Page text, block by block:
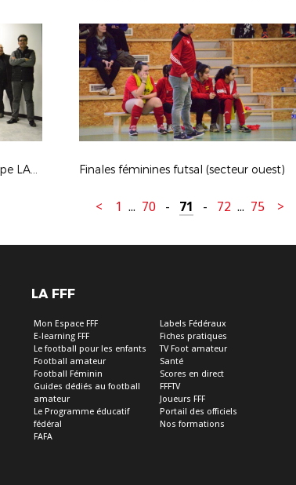
Tirage au sort 16es de Finale Coupe LAuRAFoot Finales féminines futsal (secteur ouest)
< 1 ... 70 - 71 - 72 ... 75 >
LA FFF
Mon Espace FFF
E-learning FFF
Le football pour les enfants
Football amateur
Football Féminin
Guides dédiés au football
amateur
Le Programme éducatif
fédéral
FAFA
Labels Fédéraux
Fiches pratiques
TV Foot amateur
Santé
Scores en direct
FFFTV
Joueurs FFF
Portail des officiels
Nos formations